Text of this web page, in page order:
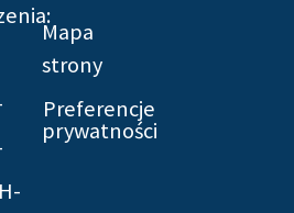
Mapa
strony
Preferencje
prywatności